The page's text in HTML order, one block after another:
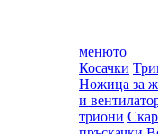
менюто
Косачки
Ножица за
и
триони